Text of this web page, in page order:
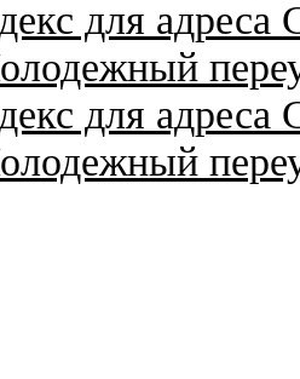
для адреса
для адреса